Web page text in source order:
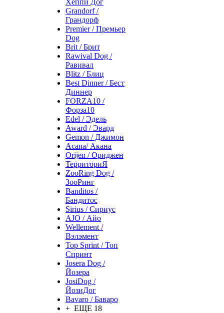
Хеппи Дог
Grandorf /
Грандорф
Premier / Премьер
Dog
Brit / Брит
Rawival Dog /
Равивал
Blitz / Блиц
Best Dinner / Бест
Диннер
FORZA10 /
Форза10
Edel / Эдель
Award / Эвард
Gemon / Джимон
Acana/ Акана
Orijen / Ориджен
ТерриториЯ
ZooRing Dog /
ЗооРинг
Banditos /
Бандитос
Sirius / Сириус
AJO / Айо
Wellement /
Вэлэмент
Top Sprint / Топ
Спринт
Josera Dog /
Йозера
JosiDog /
ЙозиДог
Bavaro / Баваро
+ ЕЩЕ 18